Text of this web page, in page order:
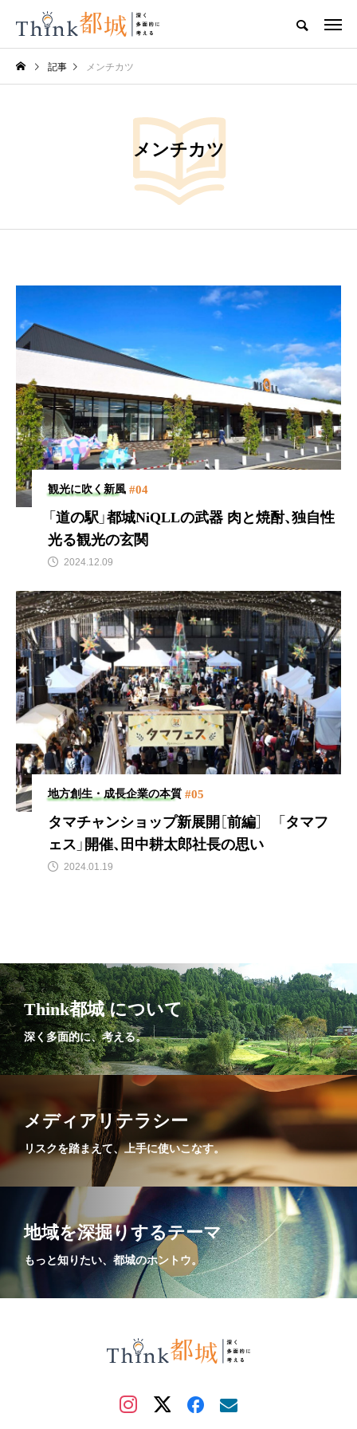
記事 メンチカツ
メンチカツ
観光に吹く新風 #04
「道の駅」都城NiQLLの武器 肉と焼酎、独自性
光る観光の玄関
2024.12.09
地方創生・成長企業の本質 #05
タマチャンショップ新展開［前編］
「タマフ
ェス」開催、田中耕太郎社長の思い
2024.01.19
Think都城 について
深く多面的に、考える。
メディアリテラシー
リスクを踏まえて、上手に使いこなす。
地域を深掘りするテーマ
もっと知りたい、都城のホントウ。